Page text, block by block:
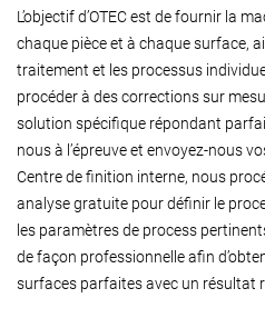
L’objectif d’OTEC est de fournir la
chaque pièce et à chaque surface,
traitement et les processus
procéder à des corrections sur
solution spécifique répondant
nous à l’épreuve et envoyez-nous
Centre de finition interne, nous
analyse gratuite pour définir le
les paramètres de process
de façon professionnelle afin
surfaces parfaites avec un résultat